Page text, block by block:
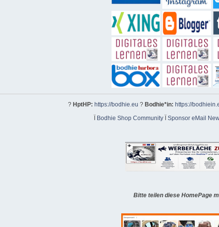
? HptHP: https://bodhie.eu ? Bodhie*in: https://
Bodhie Shop CommunityÏ Sponsor eMail
Bitte teilen diese HomePage